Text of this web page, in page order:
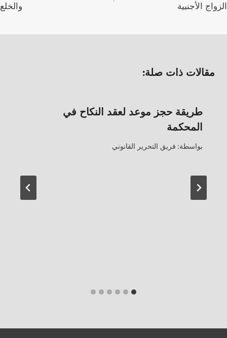
الزواج الأجنبية
والخلع
مقالات ذات صلة:
طريقة حجز موعد لعقد النكاح في
المحكمة
بواسطة: فريق التحرير القانوني